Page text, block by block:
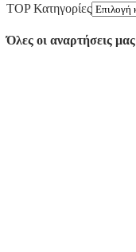
TOP Κατηγορίες
Όλες οι αναρτήσεις μας